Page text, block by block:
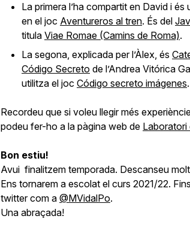
La primera l’ha compartit en David i
en el joc Aventureros al tren. És del
titula Viae Romae (Camins de Roma).
La segona, explicada per l’Àlex, és
Código Secreto de l’Andrea Vitórica
utilitza el joc Código secreto imágenes.
Recordeu que si voleu llegir més
podeu fer-ho a la pàgina web de Laboratori
Bon estiu!
Avui finalitzem temporada. Descanseu
Ens tornarem a escolat el curs 2021/22.
twitter com a @MVidalPo.
Una abraçada!